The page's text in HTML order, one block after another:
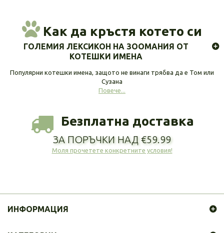
Как да кръстя котето си
ГОЛЕМИЯ ЛЕКСИКОН НА ЗООМАНИЯ ОТ
КОТЕШКИ ИМЕНА
Популярни котешки имена, защото не винаги трябва да е Том или
Сузана
Повече...
Безплатна доставка
ЗА ПОРЪЧКИ НАД €59.99
Моля прочетете конкретните условия!
ИНФОРМАЦИЯ